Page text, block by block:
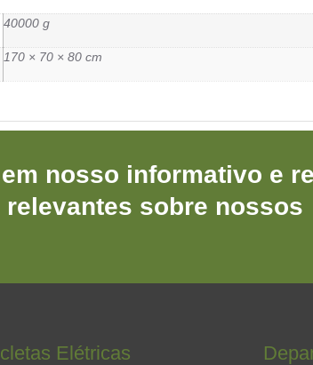
40000 g
170 × 70 × 80 cm
nosso informativo e
sobre nossos
Elétricas